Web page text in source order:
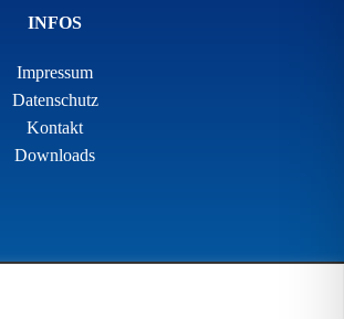
INFOS
Impressum
Datenschutz
Kontakt
Downloads